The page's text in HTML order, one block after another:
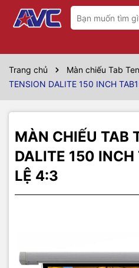
Trang chủ Màn chiếu Tab
TENSION DALITE 150 INCH
MÀN CHIẾU TAB
DALITE 150
LỆ 4:3
Thông số kỹ thuật
Model
Hãng sản xuất Dalite
Kích thước 3m05
Vùng chiếu 120" x
Đường chéo tương
đương
Chất liệu vải màn